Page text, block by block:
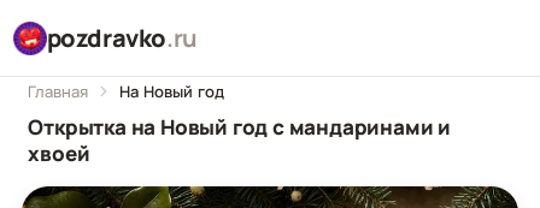
pozdravko.ru
Главная На Новый год
Открытка на Новый год с мандаринами и
хвоей